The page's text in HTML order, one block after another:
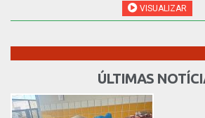
VISUALIZAR
ÚLTIMAS